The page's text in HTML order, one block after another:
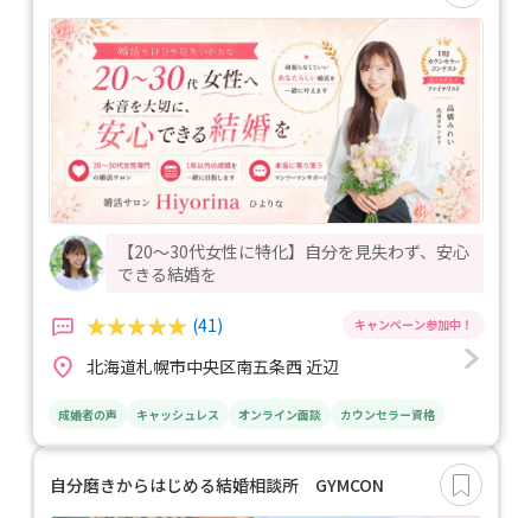
【20〜30代女性に特化】自分を見失わず、安心
できる結婚を
(41)
北海道札幌市中央区南五条西 近辺
成婚者の声 キャッシュレス オンライン面談 カウンセラー資格
自分磨きからはじめる結婚相談所 GYMCON